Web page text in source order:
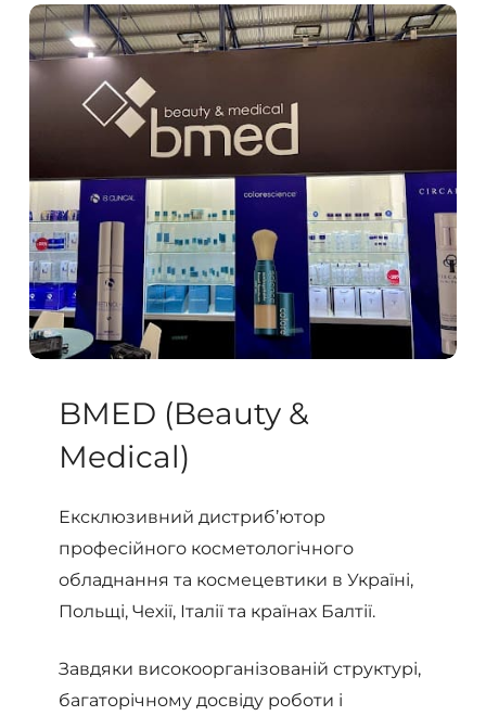
BMED (Beauty &
Medical)
Ексклюзивний дистриб’ютор
професійного косметологічного
обладнання та космецевтики в Україні,
Польщі, Чехії, Італії та країнах Балтії.
Завдяки високоорганізованій структурі,
багаторічному досвіду роботи і